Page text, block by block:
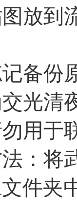
放到
记备份
光清
用于
：将
文件夹